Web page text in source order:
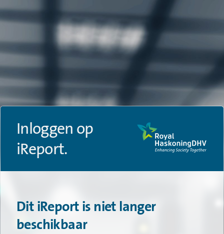
Inloggen op
iReport.
Dit iReport is niet langer
beschikbaar